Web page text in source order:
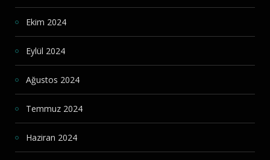
Ekim 2024
Eylül 2024
Ağustos 2024
Temmuz 2024
Haziran 2024